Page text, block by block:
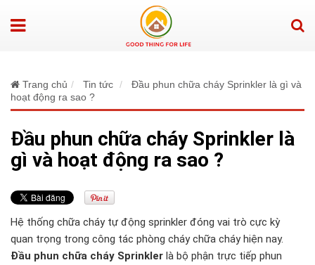
Trang chủ Tin tức
Đầu phun chữa cháy Sprinkler là gì và
hoạt động ra sao ?
Đầu phun chữa cháy Sprinkler là
gì và hoạt động ra sao ?
Hệ thống chữa cháy tự động sprinkler đóng vai trò cực kỳ
quan trọng trong công tác phòng cháy chữa cháy hiện nay.
Đầu phun chữa cháy Sprinkler là bộ phận trực tiếp phun